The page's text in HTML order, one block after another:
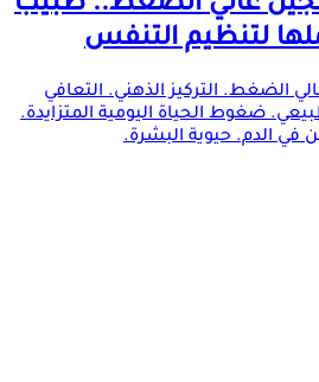
عالي الضغط.. طبيب
لتنظيم التنفس
الضغط. التركيز الذهني. التعافي
ضغوط الحياة اليومية المتزايدة.
في الدم. حيوية البشرة.